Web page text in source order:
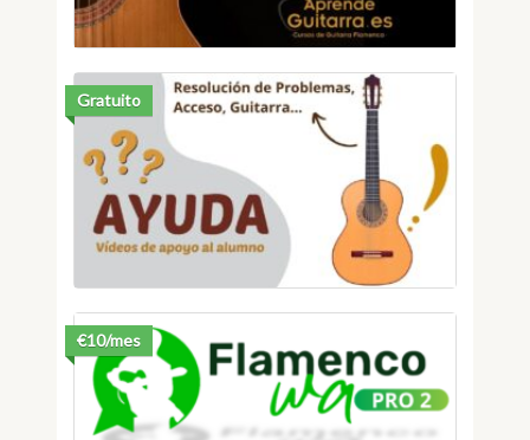
Gratuito
€10/mes